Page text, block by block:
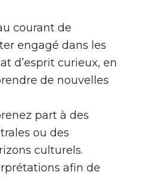
courant de
engagé dans les
d’esprit curieux, en
de nouvelles
part à des
ou des
culturels.
afin de